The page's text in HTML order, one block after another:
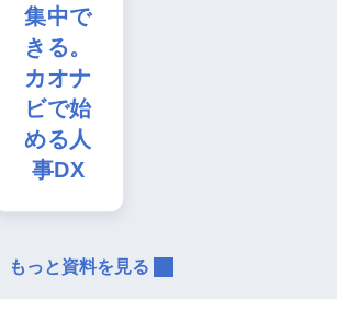
集中で
きる。
カオナ
ビで始
める人
事DX
もっと資料を見る